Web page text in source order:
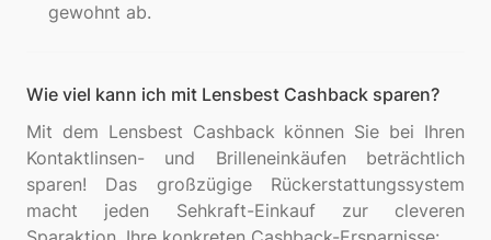
gewohnt ab.
Wie viel kann ich mit Lensbest Cashback sparen?
Mit dem Lensbest Cashback können Sie bei Ihren
Kontaktlinsen- und Brilleneinkäufen beträchtlich
sparen! Das großzügige Rückerstattungssystem
macht jeden Sehkraft-Einkauf zur cleveren